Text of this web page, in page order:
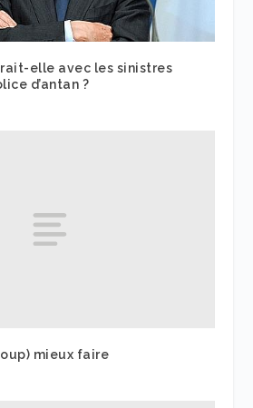
elle avec les sinistres
d’antan ?
mieux faire